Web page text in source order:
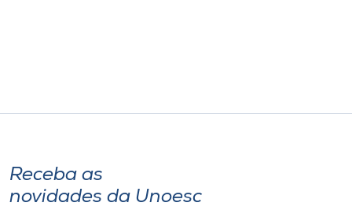
A+
Receba as
novidades da Unoesc